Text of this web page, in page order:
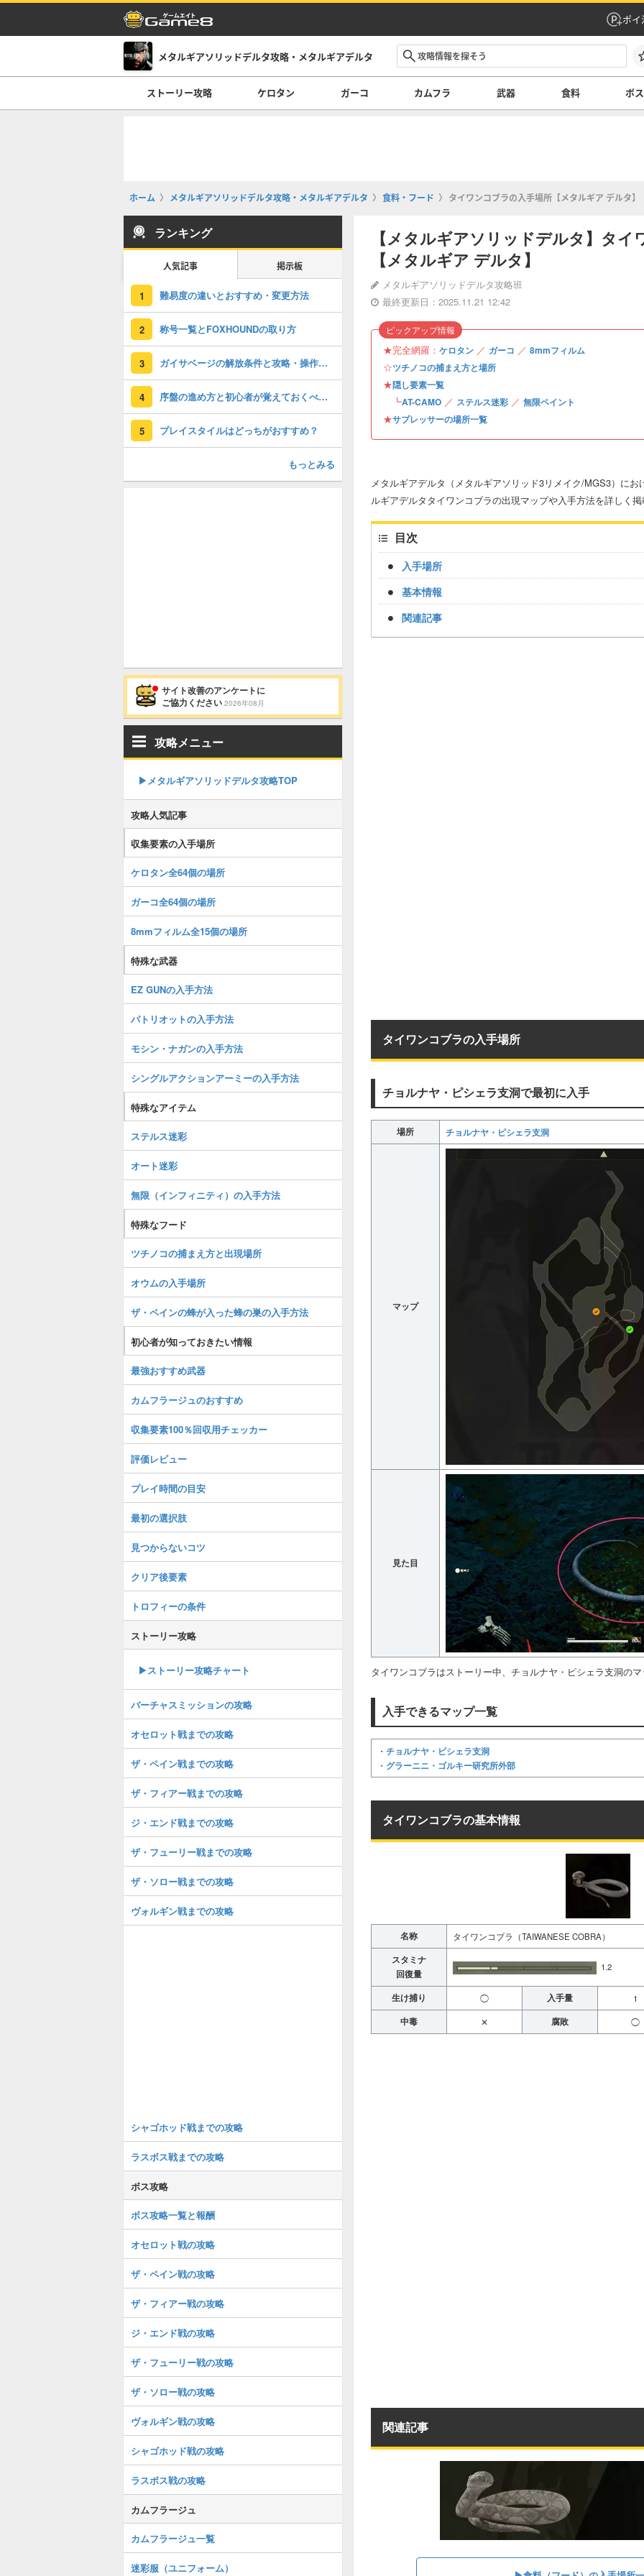
ポイ
メタルギアソリッドデルタ攻略・メタルギアデルタ
ストーリー攻略 ケロタン ガーコ カムフラ 武器 食料 ボ
ホーム メタルギアソリッドデルタ攻略・メタルギアデルタ 食料・フード タイワンコブラの入手場所【メタルギア デルタ】
【メタルギアソリッドデルタ】タ
【メタルギア デルタ】
メタルギアソリッドデルタ攻略班
最終更新日：2025.11.21 12:42
★完全網羅： ケロタン ／ ガーコ ／ 8mmフィルム
☆ツチノコの捕まえ方と場所
★隠し要素一覧
┗AT-CAMO ／ ステルス迷彩 ／ 無限ペイント
★サプレッサーの場所一覧
ピックアップ情報
メタルギアデルタ（メタルギアソリッド3リメイク/MGS3）に
ルギアデルタタイワンコブラの出現マップや入手方法を詳しく
目次
入手場所
基本情報
関連記事
タイワンコブラの入手場所
チョルナヤ・ピシェラ支洞で最初に入手
場所 チョルナヤ・ピシェラ支洞
マップ
見た目
タイワンコブラはストーリー中、チョルナヤ・ピシェラ支洞の
入手できるマップ一覧
・ チョルナヤ・ピシェラ支洞
・ グラーニニ・ゴルキー研究所外部
タイワンコブラの基本情報
名称 タイワンコブラ（TAIWANESE COBRA）
スタミナ
回復量
1.2
生け捕り ◯ 入手量 1
中毒 ✕ 腐敗 ◯
関連記事
ランキング
人気記事 掲示板
1 難易度の違いとおすすめ・変更方法
2 称号一覧とFOXHOUNDの取り方
3 ガイサベージの解放条件と攻略・操作方法
4 序盤の進め方と初心者が覚えておくべきこと
5 プレイスタイルはどっちがおすすめ？
もっとみる
サイト改善のアンケートに
ご協力ください 2026年08月
攻略メニュー
▶︎メタルギアソリッドデルタ攻略TOP
攻略人気記事
収集要素の入手場所
ケロタン全64個の場所
ガーコ全64個の場所
8mmフィルム全15個の場所
特殊な武器
EZ GUNの入手方法
パトリオットの入手方法
モシン・ナガンの入手方法
シングルアクションアーミーの入手方法
特殊なアイテム
ステルス迷彩
オート迷彩
無限（インフィニティ）の入手方法
特殊なフード
ツチノコの捕まえ方と出現場所
オウムの入手場所
ザ・ペインの蜂が入った蜂の巣の入手方法
初心者が知っておきたい情報
最強おすすめ武器
カムフラージュのおすすめ
収集要素100％回収用チェッカー
評価レビュー
プレイ時間の目安
最初の選択肢
見つからないコツ
クリア後要素
トロフィーの条件
ストーリー攻略
▶︎ストーリー攻略チャート
バーチャスミッションの攻略
オセロット戦までの攻略
ザ・ペイン戦までの攻略
ザ・フィアー戦までの攻略
ジ・エンド戦までの攻略
ザ・フューリー戦までの攻略
ザ・ソロー戦までの攻略
ヴォルギン戦までの攻略
シャゴホッド戦までの攻略
ラスボス戦までの攻略
ボス攻略
ボス攻略一覧と報酬
オセロット戦の攻略
ザ・ペイン戦の攻略
ザ・フィアー戦の攻略
ジ・エンド戦の攻略
ザ・フューリー戦の攻略
ザ・ソロー戦の攻略
ヴォルギン戦の攻略
シャゴホッド戦の攻略
ラスボス戦の攻略
カムフラージュ
カムフラージュ一覧
迷彩服（ユニフォーム）